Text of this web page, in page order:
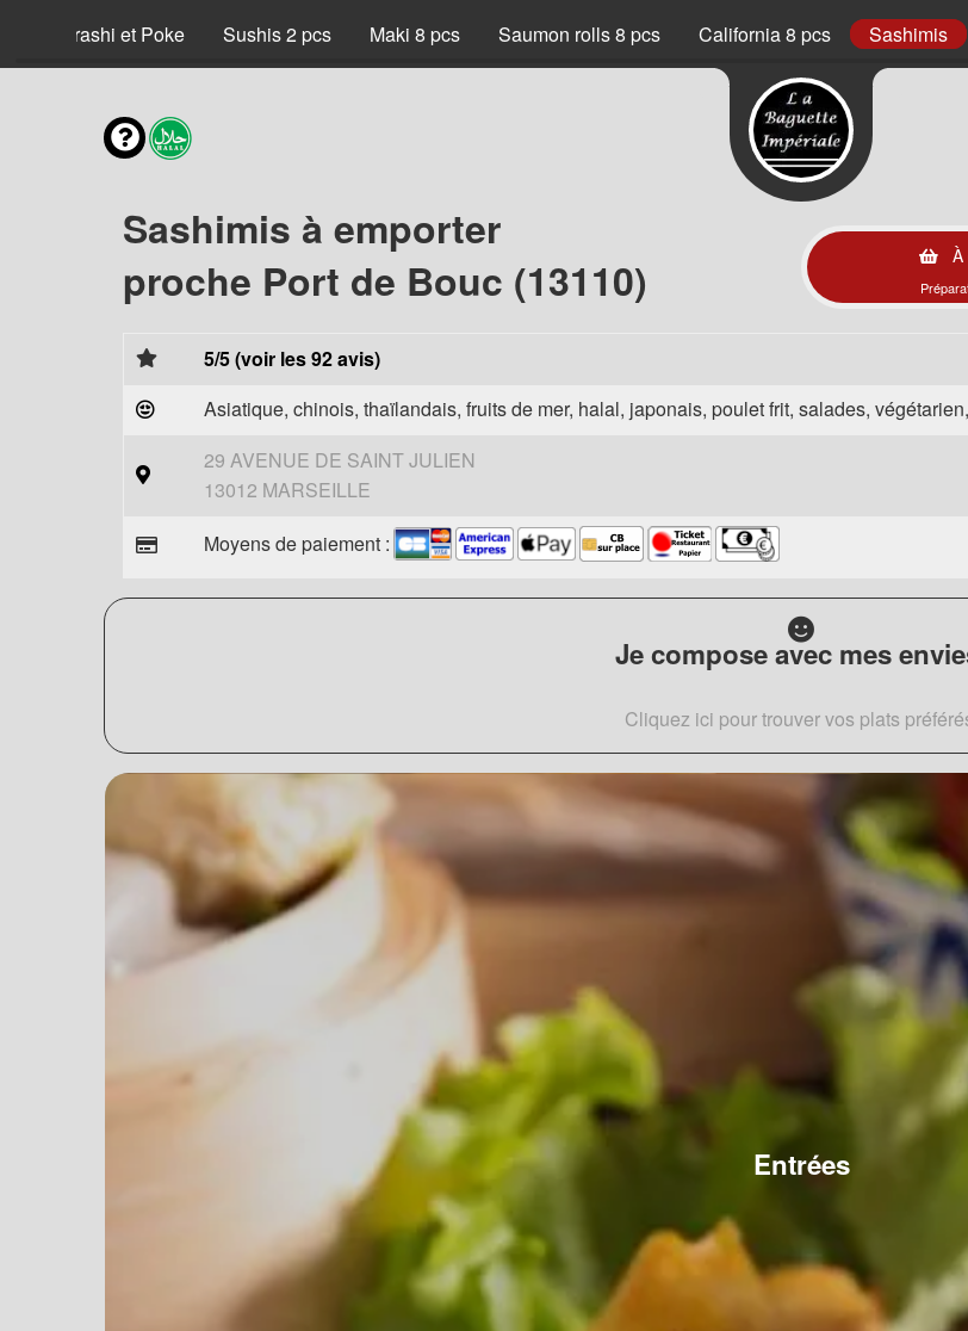
Chirashi et Poke Sushis 2 pcs Maki 8 pcs Saumon rolls 8 pcs California 8 pcs Sashimis
Sashimis à emporter
proche Port de Bouc (13110)
À
5/5 (voir les 92 avis)
Asiatique, chinois, thaïlandais, fruits de mer, halal, japonais, poulet frit, salades,
29 AVENUE DE SAINT JULIEN
13012 MARSEILLE
Moyens de paiement :
Je compose avec mes
Cliquez ici pour trouver vos plats
Entrées